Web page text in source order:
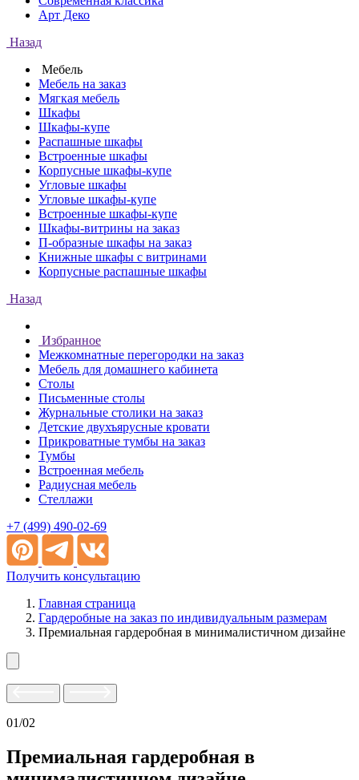
Арт Деко
Назад
Мебель
Мебель на заказ
Мягкая мебель
Шкафы
Шкафы-купе
Распашные шкафы
Встроенные шкафы
Корпусные шкафы-купе
Угловые шкафы
Угловые шкафы-купе
Встроенные шкафы-купе
Шкафы-витрины на заказ
П-образные шкафы на заказ
Книжные шкафы с витринами
Корпусные распашные шкафы
Назад
Избранное
Межкомнатные перегородки на заказ
Мебель для домашнего кабинета
Столы
Письменные столы
Журнальные столики на заказ
Детские двухъярусные кровати
Прикроватные тумбы на заказ
Тумбы
Встроенная мебель
Радиусная мебель
Стеллажи
+7 (499) 490-02-69
Получить консультацию
Главная страница
Гардеробные на заказ по индивидуальным размерам
Премиальная гардеробная в минималистичном дизайне
01/02
Премиальная гардеробная в